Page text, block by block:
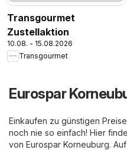
Transgourmet
Zustellaktion
10.08. - 15.08.2026
Transgourmet
Eurospar
Einkaufen zu günstigen
noch nie so einfach! Hier
von Eurospar Korneuburg. Auf